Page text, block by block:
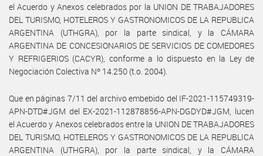
el Acuerdo y Anexos celebrados por la UNION DE TRABAJADORES
DEL TURISMO, HOTELEROS Y GASTRONOMICOS DE LA REPUBLICA
ARGENTINA (UTHGRA), por la parte sindical, y la CÁMARA
ARGENTINA DE CONCESIONARIOS DE SERVICIOS DE COMEDORES
Y REFRIGERIOS (CACYR), conforme a lo dispuesto en la Ley de
Negociación Colectiva Nº 14.250 (t.o. 2004).
Que en páginas 7/11 del archivo embebido del IF-2021-115749319-
APN-DTD#JGM del EX-2021-112878856-APN-DGDYD#JGM, lucen
el Acuerdo y Anexos celebrados entre la UNION DE TRABAJADORES
DEL TURISMO, HOTELEROS Y GASTRONOMICOS DE LA REPUBLICA
ARGENTINA (UTHGRA), por la parte sindical, y la CÁMARA